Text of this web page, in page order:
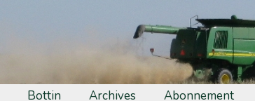
Bottin Archives Abonnement